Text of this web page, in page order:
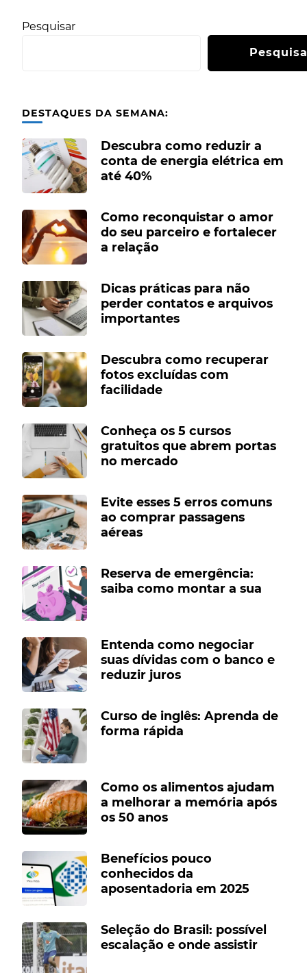
Pesquisar
DESTAQUES DA SEMANA:
Descubra como reduzir a
conta de energia elétrica em
até 40%
Como reconquistar o amor
do seu parceiro e fortalecer
a relação
Dicas práticas para não
perder contatos e arquivos
importantes
Descubra como recuperar
fotos excluídas com
facilidade
Conheça os 5 cursos
gratuitos que abrem portas
no mercado
Evite esses 5 erros comuns
ao comprar passagens
aéreas
Reserva de emergência:
saiba como montar a sua
Entenda como negociar
suas dívidas com o banco e
reduzir juros
Curso de inglês: Aprenda de
forma rápida
Como os alimentos ajudam
a melhorar a memória após
os 50 anos
Benefícios pouco
conhecidos da
aposentadoria em 2025
Seleção do Brasil: possível
escalação e onde assistir